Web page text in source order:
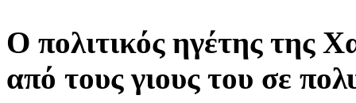
Ο πολιτικός ηγέτης της
από τους γιους του σε